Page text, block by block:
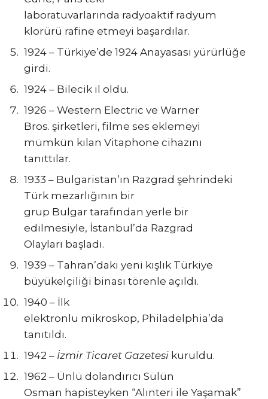
laboratuvarlarında radyoaktif radyum
klorürü rafine etmeyi başardılar.
1924 – Türkiye’de 1924 Anayasası yürürlüğe
girdi.
1924 – Bilecik il oldu.
1926 – Western Electric ve Warner
Bros. şirketleri, filme ses eklemeyi
mümkün kılan Vitaphone cihazını
tanıttılar.
1933 – Bulgaristan’ın Razgrad şehrindeki
Türk mezarlığının bir
grup Bulgar tarafından yerle bir
edilmesiyle, İstanbul’da Razgrad
Olayları başladı.
1939 – Tahran’daki yeni kışlık Türkiye
büyükelçiliği binası törenle açıldı.
1940 – İlk
elektronlu mikroskop, Philadelphia’da
tanıtıldı.
1942 – İzmir Ticaret Gazetesi kuruldu.
1962 – Ünlü dolandırıcı Sülün
Osman hapisteyken “Alınteri ile Yaşamak”